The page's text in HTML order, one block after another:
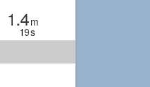
1.4m
19s